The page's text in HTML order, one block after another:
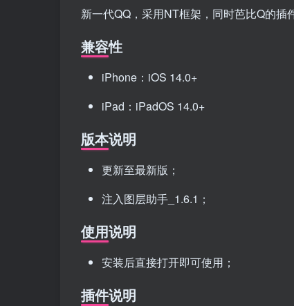
新一代QQ，采用NT框架，同时芭比Q的插
兼容性
iPhone：iOS 14.0+
iPad：iPadOS 14.0+
版本说明
更新至最新版；
注入图层助手_1.6.1；
使用说明
安装后直接打开即可使用；
插件说明